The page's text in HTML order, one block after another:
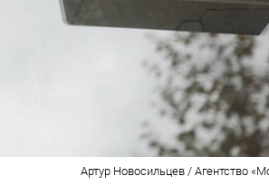
Артур Новосильцев / Агентство